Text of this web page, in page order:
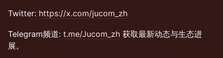
Twitter: https://x.com/jucom_zh
Telegram频道: t.me/Jucom_zh 获取最新动态与生态进
展。